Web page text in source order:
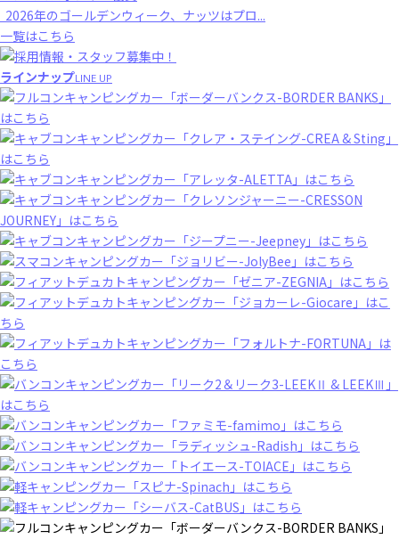
2026年のゴールデンウィーク、ナッツはプロ...
一覧はこちら
ラインナップLINE UP